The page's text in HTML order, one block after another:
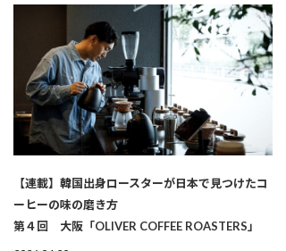
【連載】韓国出身ロースターが日本で見つけたコ
ーヒーの味の磨き方
第４回 大阪「OLIVER COFFEE ROASTERS」